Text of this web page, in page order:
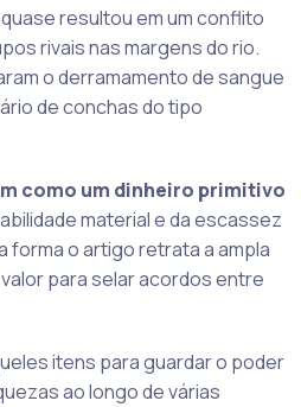
resultou em um conflito
rivais nas margens do rio.
o derramamento de sangue
de conchas do tipo
como um dinheiro primitivo
material e da escassez
forma o artigo retrata a ampla
para selar acordos entre
itens para guardar o poder
ao longo de várias